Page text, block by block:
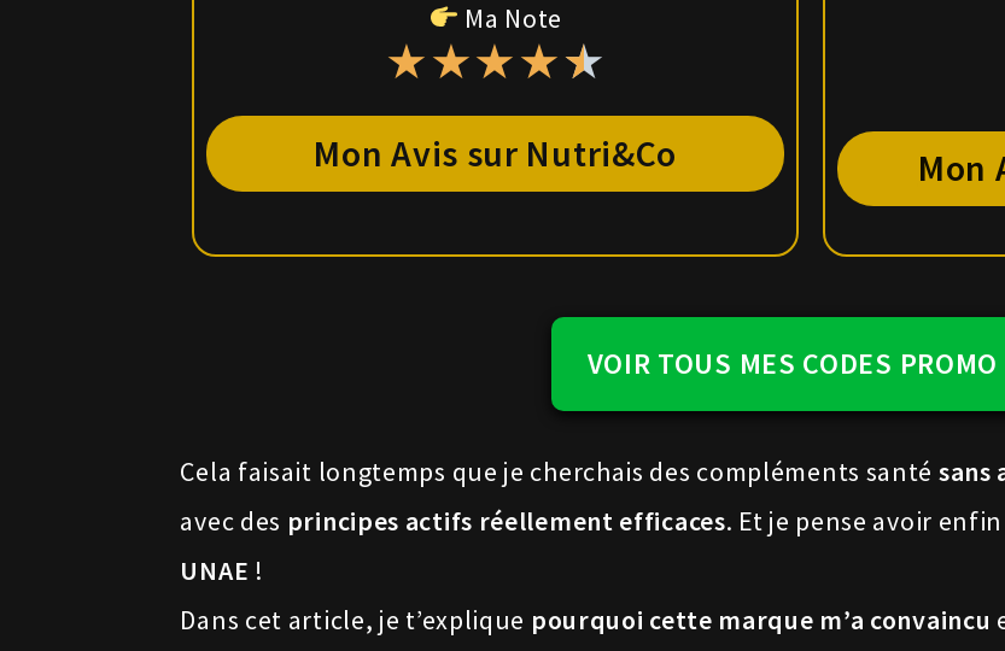
Ma Note
★★★★★
Mon Avis sur Nutri&Co Mon
VOIR TOUS MES CODES
Cela faisait longtemps que je cherchais des compléments santé sans
avec des principes actifs réellement efficaces. Et je pense avoir
UNAE !
Dans cet article, je t’explique pourquoi cette marque m’a convaincu